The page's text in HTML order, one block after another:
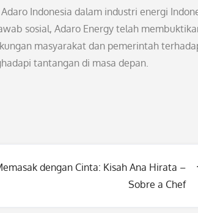
Indonesia dalam industri energi
sosial, Adaro Energy telah
masyarakat dan pemerintah
tantangan di masa depan.
dengan Cinta: Kisah Ana Hirata –
Sobre a Chef